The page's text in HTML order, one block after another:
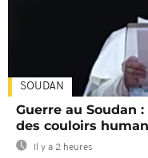
SOUDAN
Guerre au Soudan
des couloirs
Il y a 2 heures